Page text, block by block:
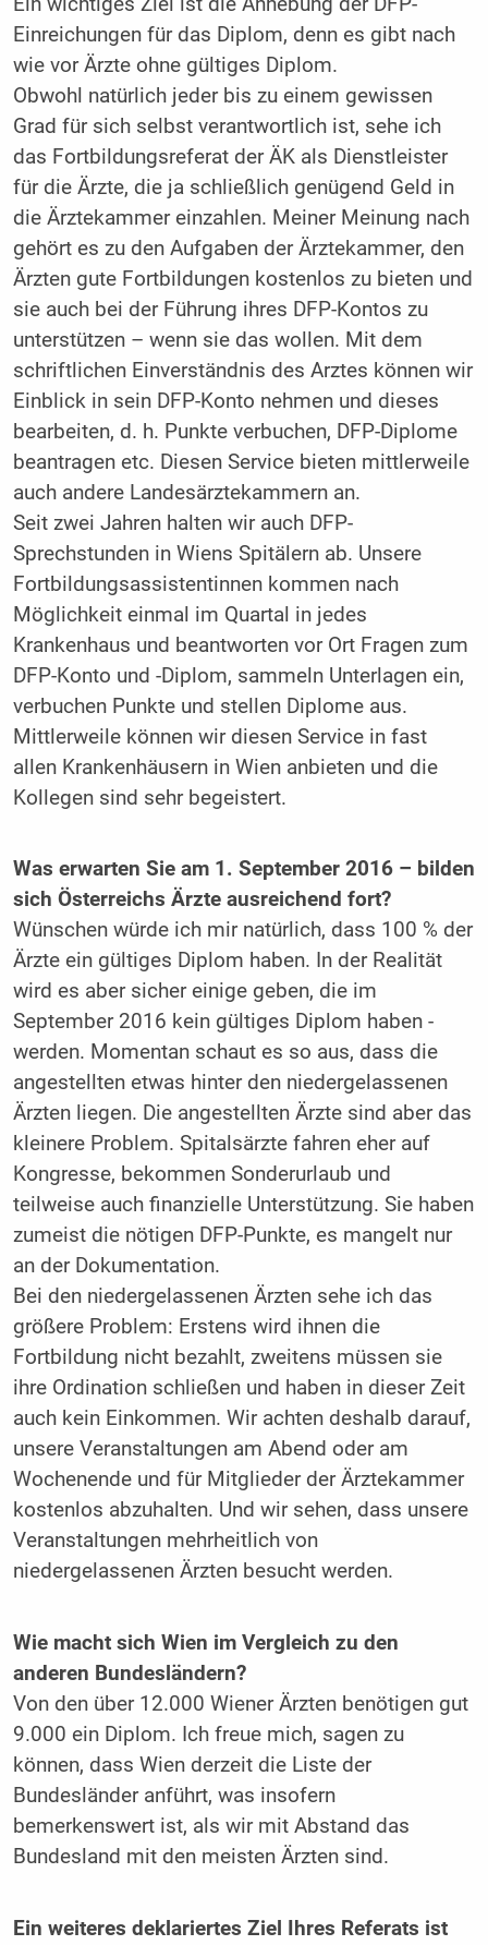
Einreichungen für das Diplom, denn es gibt nach
wie vor Ärzte ohne gültiges Diplom.
Obwohl natürlich jeder bis zu einem gewissen
Grad für sich selbst verantwortlich ist, sehe ich
das Fortbildungsreferat der ÄK als Dienstleister
für die Ärzte, die ja schließlich genügend Geld in
die Ärztekammer einzahlen. Meiner Meinung nach
gehört es zu den Aufgaben der Ärztekammer, den
Ärzten gute Fortbildungen kostenlos zu bieten und
sie auch bei der Führung ihres DFP-Kontos zu
unterstützen – wenn sie das wollen. Mit dem
schriftlichen Einverständnis des Arztes können wir
Einblick in sein DFP-Konto nehmen und dieses
bearbeiten, d. h. Punkte verbuchen, DFP-Diplome
beantragen etc. Diesen Service bieten mittlerweile
auch andere Landesärztekammern an.
Seit zwei Jahren halten wir auch DFP-
Sprechstunden in Wiens Spitälern ab. Unsere
Fortbildungsassistentinnen kommen nach
Möglichkeit einmal im Quartal in jedes
Krankenhaus und beantworten vor Ort Fragen zum
DFP-Konto und -Diplom, sammeln Unterlagen ein,
verbuchen Punkte und ­stellen Diplome aus.
Mittlerweile können wir diesen Service in fast
allen Krankenhäusern in Wien anbieten und die
Kollegen sind sehr begeistert.
Was erwarten Sie am 1. September 2016 – bilden
sich Österreichs Ärzte ausreichend fort?
Wünschen würde ich mir natürlich, dass 100 % der
Ärzte ein gültiges Diplom haben. In der Realität
wird es aber sicher einige geben, die im
September 2016 kein gültiges Diplom haben ­
werden. Momentan schaut es so aus, dass die
angestellten etwas hinter den niedergelassenen
Ärzten liegen. Die angestellten Ärzte sind aber das
kleinere Problem. Spitalsärzte fahren eher auf
Kongresse, bekommen Sonderurlaub und
teilweise auch finanzielle Unterstützung. Sie ­haben
zumeist die nötigen DFP-Punkte, es mangelt nur
an der Dokumentation.
Bei den niedergelassenen Ärzten sehe ich das
größere Problem: Erstens wird ihnen die
Fortbildung nicht bezahlt, zweitens müssen sie
ihre Ordination schließen und haben in dieser Zeit
auch kein Einkommen. Wir achten deshalb darauf,
unsere Veranstaltungen am Abend oder am
Wochenende und für Mitglieder der Ärztekammer
kostenlos abzuhalten. Und wir sehen, dass ­unsere
Veranstaltungen mehrheitlich von
niedergelassenen Ärzten besucht werden.
Wie macht sich Wien im Vergleich zu den
anderen Bundesländern?
Von den über 12.000 Wiener Ärzten benötigen gut
9.000 ein Diplom. Ich freue mich, sagen zu
können, dass Wien derzeit die Liste der
Bundesländer anführt, was insofern
bemerkenswert ist, als wir mit Abstand das
Bundesland mit den meisten Ärzten sind.
Ein weiteres deklariertes Ziel Ihres Referats ist